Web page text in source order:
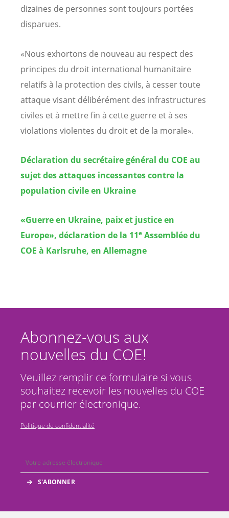
dizaines de personnes sont toujours portées
disparues.
«Nous exhortons de nouveau au respect des
principes du droit international humanitaire
relatifs à la protection des civils, à cesser toute
attaque visant délibérément des infrastructures
civiles et à mettre fin à cette guerre et à ses
violations violentes du droit et de la morale».
Déclaration du secrétaire général du COE au
sujet des attaques incessantes contre la
population civile en Ukraine
«Guerre en Ukraine, paix et justice en
Europe», déclaration de la 11e Assemblée du
COE à Karlsruhe, en Allemagne
Abonnez-vous aux
nouvelles du COE!
Veuillez remplir ce formulaire si vous
souhaitez recevoir les nouvelles du COE
par courrier électronique.
Politique de confidentialité